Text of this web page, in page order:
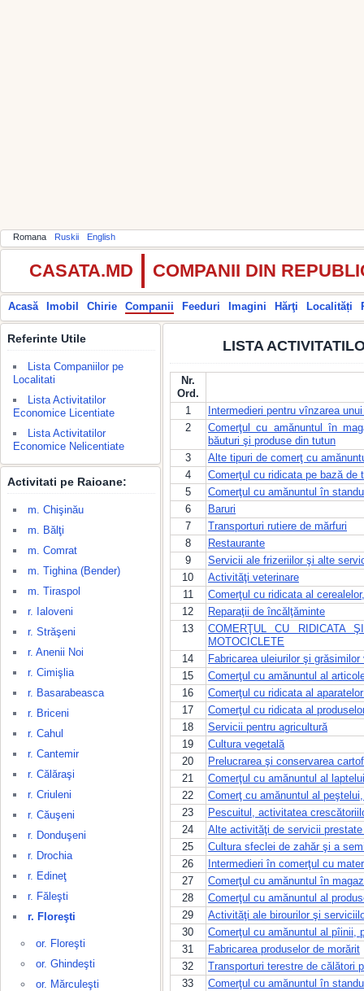
Romana Ruskii English
CASATA.MD COMPANII DIN
Acasă Imobil Chirie Companii Feeduri Imagini Hărţi Localități
Referinte Utile
Lista Companiilor pe
Localitati
Lista Activitatilor
Economice Licentiate
Lista Activitatilor
Economice Nelicentiate
Activitati pe Raioane:
m. Chişinău
m. Bălţi
m. Comrat
m. Tighina (Bender)
m. Tiraspol
r. Ialoveni
r. Străşeni
r. Anenii Noi
r. Cimişlia
r. Basarabeasca
r. Briceni
r. Cahul
r. Cantemir
r. Călăraşi
r. Criuleni
r. Căuşeni
r. Donduşeni
r. Drochia
r. Edineţ
r. Făleşti
r. Floreşti
or. Floreşti
or. Ghindeşti
or. Mărculeşti
LISTA
Nr.
Ord.
1
Intermedieri pentru vînzarea
2
Comerţul cu amănuntul în
băuturi şi produse din tutun
3
Alte tipuri de comerţ cu
4
Comerţul cu ridicata pe bază de
5
Comerţul cu amănuntul în
6
Baruri
7
Transporturi rutiere de mărfuri
8
Restaurante
9
Servicii ale frizeriilor şi alte
10
Activităţi veterinare
11
Comerţul cu ridicata al
12
Reparaţii de încălţăminte
13
COMERŢUL CU RIDICATA
MOTOCICLETE
14
Fabricarea uleiurilor şi
15
Comerţul cu amănuntul al
16
Comerţul cu ridicata al
17
Comerţul cu ridicata al
18
Servicii pentru agricultură
19
Cultura vegetală
20
Prelucrarea şi conservarea
21
Comerţul cu amănuntul al
22
Comerţ cu amănuntul al
23
Pescuitul, activitatea
24
Alte activităţi de servicii
25
Cultura sfeclei de zahăr şi a
26
Intermedieri în comerţul cu
27
Comerţul cu amănuntul în
28
Comerţul cu amănuntul al
29
Activităţi ale birourilor şi
30
Comerţul cu amănuntul al pîinii,
31
Fabricarea produselor de morărit
32
Transporturi terestre de călători
33
Comerţul cu amănuntul în